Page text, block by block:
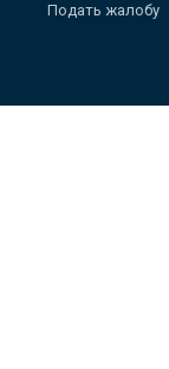
Подать жалобу